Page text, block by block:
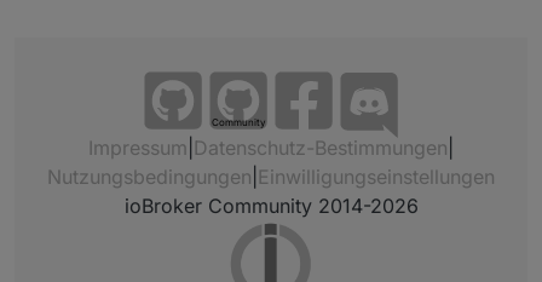
Community
Impressum Datenschutz-Bestimmungen
Nutzungsbedingungen Einwilligungseinstellungen
ioBroker Community 2014-2026